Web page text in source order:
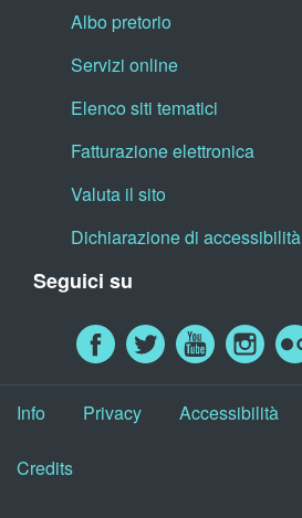
Albo pretorio
Servizi online
Elenco siti tematici
Fatturazione elettronica
Valuta il sito
Dichiarazione di accessibilità
Seguici su
Info Privacy Accessibilità
Credits